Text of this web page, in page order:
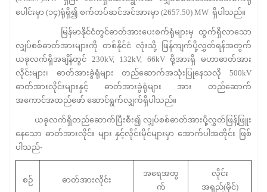
ပေါင်းမှာ (၁၄)ရုံရှိ၍ စက်တပ်ဆင်အင်အားမှာ (2657.50) MW ရှိပါသည်။
မြန်မာနိုင်ငံတွင်ဓာတ်အားပေးစက်ရုံများမှ ထွက်ရှိလာသော
လျှပ်စစ်ဓာတ်အားများကို တစ်နိုင်ငံ လုံးသို့ ဖြန်ကျက်ပို့လွှတ်ရန်အတွက်
ယခုလက်ရှိအချိန်တွင် 230kV, 132kV, 66kV ဗို့အားရှိ မဟာဓာတ်အား
လိုင်းများ၊ ဓာတ်အားခွဲရုံများ တည်ဆောက်အသုံးပြုနေသလို 500kV
ဓာတ်အားလိုင်းများနှင့် ဓာတ်အားခွဲရုံများ အား တည်ဆောက်
အကောင်အထည်ဖော် ဆောင်ရွက်လျှက်ရှိပါသည်။
ယခုလက်ရှိတည်ဆောက်ပြီးစီး၍ လျှပ်စစ်ဓာတ်အားပို့လွှတ်ဖြန့်ဖြူး
နေသော ဓာတ်အားလိုင်း များ နှင့်လိုင်းမိုင်များမှာ အောက်ပါအတိုင်း ဖြစ်
ပါသည်-
စဉ် ဓာတ်အားလိုင်း
အရေအတွ
က်
လိုင်း
အရှည်(မိုင်)